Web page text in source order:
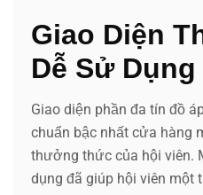
Giao Diện
Dễ Sử Dụng
Giao diện phần đa tín đồ
chuẩn bậc nhất cửa hàng
thưởng thức của hội viên.
dụng đã giúp hội viên